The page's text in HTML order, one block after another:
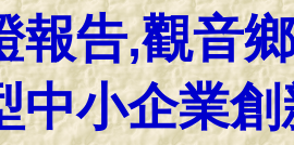
報告,觀音
中小企業